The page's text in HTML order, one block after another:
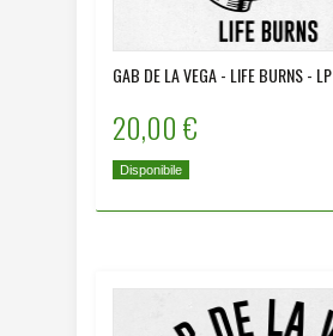
GAB DE LA VEGA - LIFE BURNS - LP
20,00 €
Disponibile